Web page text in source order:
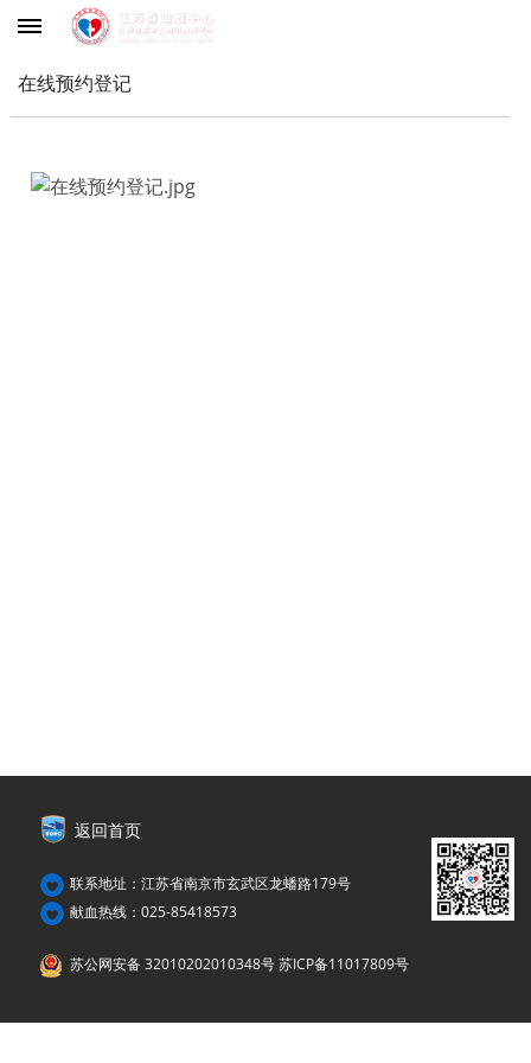
在线预约登记
返回首页
联系地址：江苏省南京市玄武区龙蟠路179号
献血热线：025-85418573
苏公网安备 32010202010348号 苏ICP备11017809号